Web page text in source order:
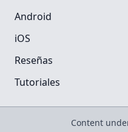
Android
iOS
Reseñas
Tutoriales
Content